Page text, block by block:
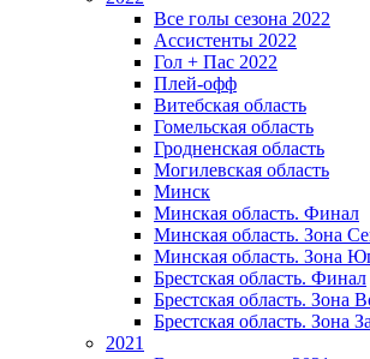
Все голы сезона 2022
Ассистенты 2022
Гол + Пас 2022
Плей-офф
Витебская область
Гомельская область
Гродненская область
Могилевская область
Минск
Mинская область. Финал
Минская область. Зона
Минская область. Зона
Брестская область. Финал
Брестская область. Зона
Брестская область. Зона
2021